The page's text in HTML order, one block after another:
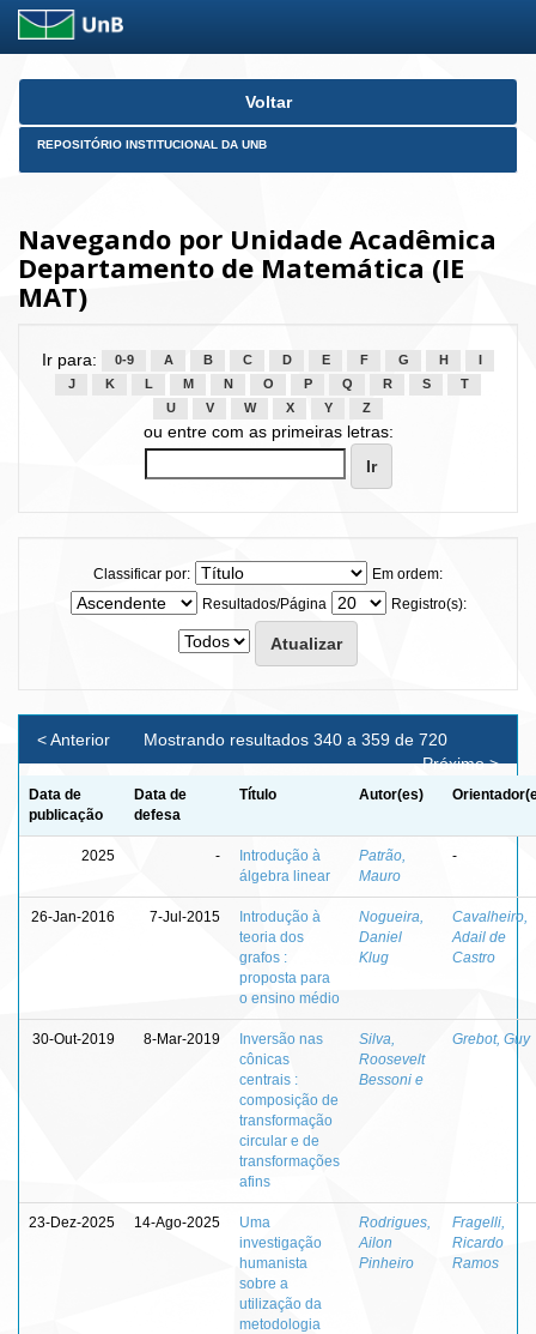
Skip
Voltar
REPOSITÓRIO INSTITUCIONAL DA UNB
Navegando por Unidade Acadêmica
Departamento de Matemática (IE
MAT)
Ir para: 0-9 A B C D E F G H
J
K L M N O P Q R S
T
U
V W X Y Z
ou entre com as primeiras letras:
Classificar por:
Em ordem:
Resultados/Página
Registro(s):
Mostrando resultados 340 a 359 de 720
< Anterior
Próximo >
Data de
publicação
Data de
defesa
Título Autor(es)
2025 -
Introdução à
álgebra linear
Patrão,
Mauro
-
26-Jan-2016 7-Jul-2015
Introdução à
teoria dos
grafos :
proposta para
o ensino médio
Nogueira,
Daniel
Klug
Cavalheiro,
Adail de
Castro
30-Out-2019 8-Mar-2019
Inversão nas
cônicas
centrais :
composição de
transformação
circular e de
transformações
afins
Silva,
Roosevelt
Bessoni e
Grebot, Guy
23-Dez-2025 14-Ago-2025
Uma
investigação
humanista
sobre a
utilização da
metodologia
Rodrigues,
Ailon
Pinheiro
Fragelli,
Ricardo
Ramos